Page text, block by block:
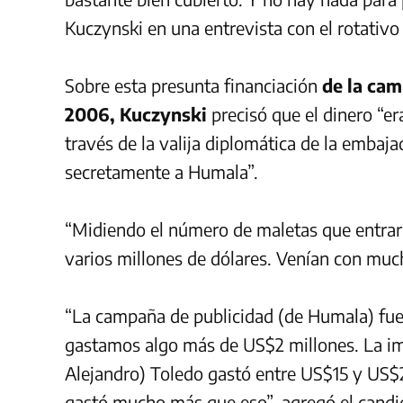
Kuczynski en una entrevista con el
Sobre esta presunta financiación de la
2006, Kuczynski precisó que el dinero
través de la valija diplomática de la
secretamente a Humala”.
“Midiendo el número de maletas que
varios millones de dólares. Venían con
“La campaña de publicidad (de Humala)
gastamos algo más de US$2 millones. La
Alejandro) Toledo gastó entre US$15 y